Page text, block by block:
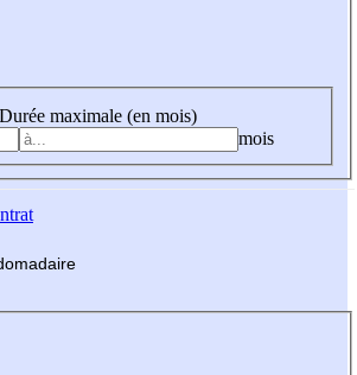
Durée maximale (en mois)
mois
madaire